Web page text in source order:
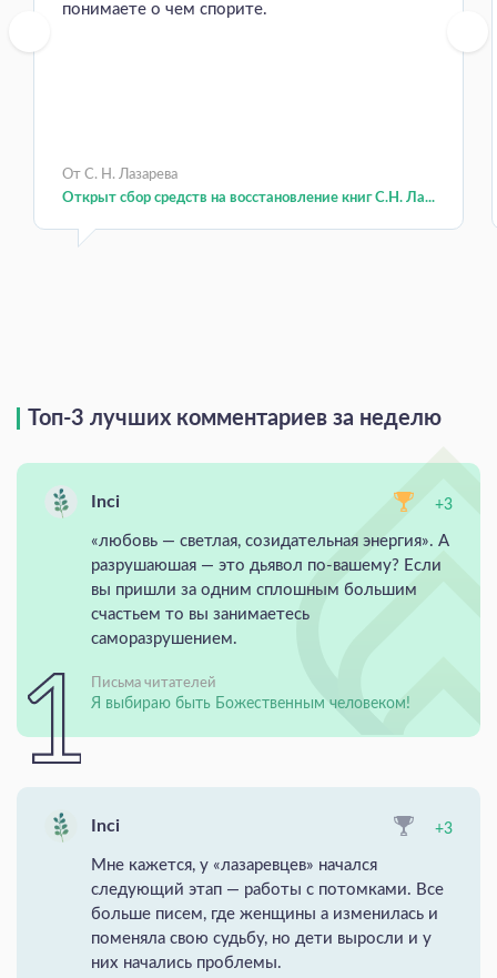
понимаете о чем спорите.
От С. Н. Лазарева
Открыт сбор средств на восстановление книг С.Н. Ла...
Топ-3 лучших комментариев за неделю
Inci +3
«любовь — светлая, созидательная энергия». А
разрушаюшая — это дьявол по-вашему? Если
вы пришли за одним сплошным большим
счастьем то вы занимаетесь
саморазрушением.
Письма читателей
Я выбираю быть Божественным человеком!
Inci +3
Мне кажется, у «лазаревцев» начался
следующий этап — работы с потомками. Все
больше писем, где женщины а изменилась и
поменяла свою судьбу, но дети выросли и у
них начались проблемы.